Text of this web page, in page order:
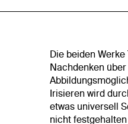
Die beiden
Nachdenken
Irisieren wird
etwas universell
nicht